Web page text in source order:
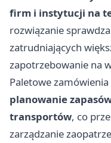
firm i instytucji na
rozwiązanie
zatrudniających
zapotrzebowanie na
Paletowe
planowanie
transportów, co
zarządzanie